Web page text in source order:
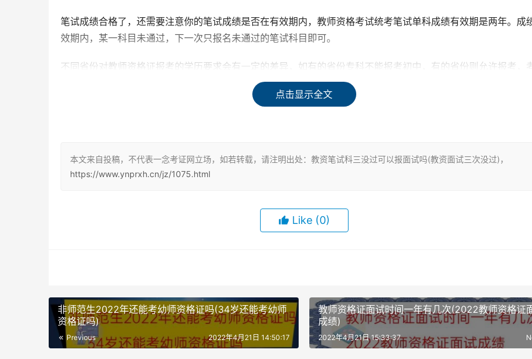
笔试成绩合格了，还需要注意你的笔试成绩是否在有效期内，教师资格考试统考笔试单科成绩有效期是两年。成
效期内，某一科目未通过，下一次只报名未通过的笔试科目即可。
不同省份对教师资格证报考的学历要求会有一定的差异，如有的省份专科不能报考初中，有的省份则允许报考，
需要仔细阅读当地最新报考公告来确认自己是否满足学历要求。
点击显示全文
本文来自投稿，不代表一念考证网立场，如若转载，请注明出处：教资笔试科三没过可以报面试吗(教资面试三次没过)，
https://www.ynprxh.cn/jz/1075.html
Like (0)
非师范生2022年还能考幼师资格证吗(34岁还能考幼师
资格证吗)
Previous 2022年4月21日 14:50:17
教师资格证面试时间一年有几次(2022教师资格证
成绩)
2022年4月21日 15:33:37